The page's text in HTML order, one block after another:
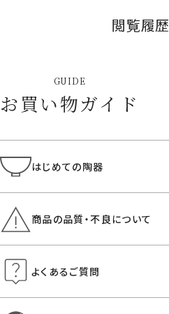
閲覧履歴
GUIDE
お買い物ガイド
はじめての陶器
商品の品質・不良について
よくあるご質問